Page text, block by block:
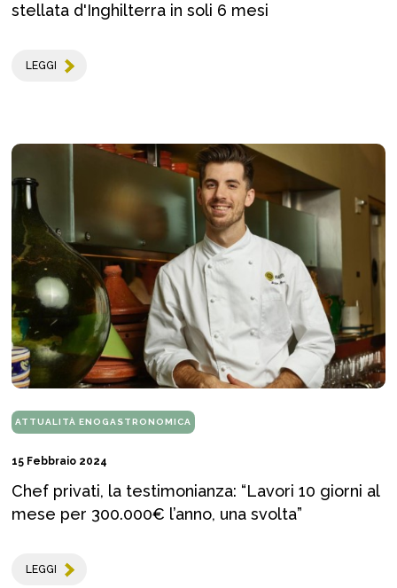
stellata d'Inghilterra in soli 6 mesi
LEGGI
ATTUALITÀ ENOGASTRONOMICA
15 Febbraio 2024
Chef privati, la testimonianza: “Lavori 10 giorni al
mese per 300.000€ l’anno, una svolta”
LEGGI